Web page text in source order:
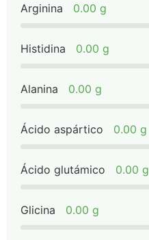
Arginina 0.00 g
Histidina 0.00 g
Alanina 0.00 g
Ácido aspártico 0.00 g
Ácido glutámico 0.00 g
Glicina 0.00 g